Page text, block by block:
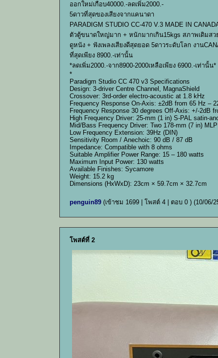
ออกใหม่เกือบ40000.-ลดเพิ่ม2000.-
5ดาวที่สุดของเสียงจากแคนาดา
PARADIGM STUDIO CC-470 V.3 MADE IN
ตัวตู้ขนาดใหญ่มาก + หนักมากเกิน15kgs สภาพเดิมสว
ดูหนัง + ฟังเพลงเสียงดีสุดยอด 5ดาวระดับโลก งาน
ที่สุดเพียง 8900.-เท่านั้น
*ลดเพิ่ม2000.-จาก8900-2000เหลือเพียง 6900.-เท่านั้น*
*
Paradigm Studio CC 470 v3 Specifications
Design: 3-driver Centre Channel, MagnaShield
Crossover: 3rd-order electro-acoustic at 1.8 kHz
Frequency Response On-Axis: ±2dB from 65 Hz –
Frequency Response 30 degrees Off-Axis: +/-2dB
High Frequency Driver: 25-mm (1 in) S-PAL satin-
Mid/Bass Frequency Driver: Two 178-mm (7 in)
Low Frequency Extension: 39Hz (DIN)
Sensitivity Room / Anechoic: 90 dB / 87 dB
Impedance: Compatible with 8 ohms
Suitable Amplifier Power Range: 15 – 180 watts
Maximum Input Power: 130 watts
Available Finishes: Sycamore
Weight: 15.2 kg
Dimensions (HxWxD): 23cm × 59.7cm × 32.7cm
penguin89(เข้าชม 1699 | โพสต์ 4 | ตอบ 0 ) (10/06/
โพสต์ที่ 2